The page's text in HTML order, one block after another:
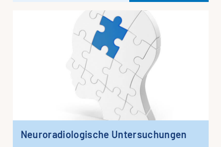
Neu­ro­ra­dio­lo­gi­sche Untersuchungen